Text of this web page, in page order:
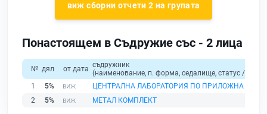
виж сборни отчети 2 на групата
Понастоящем в Съдружие със - 2 лица
№ дял от дата съдружник
(наименование, п. форма, седалище, статус /
1
5%
ЦЕНТРАЛНА ЛАБОРАТОРИЯ ПО ПРИЛОЖНА
2
5% МЕТАЛ КОМПЛЕКТ